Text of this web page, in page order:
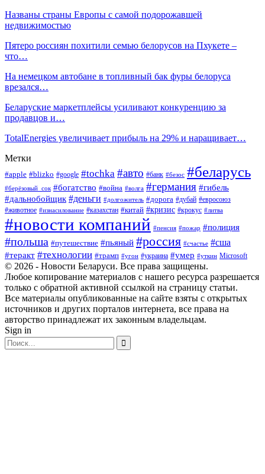
Названы страны Европы с самой подорожавшей
недвижимостью
Пятеро россиян похитили семью белорусов на Пхукете –
что…
На немецком автобане в топливный бак фуры белоруса
врезался…
Беларуские маркетплейсы усиливают конкуренцию за
продавцов и…
TotalEnergies увеличивает прибыль на 29% и наращивает…
Метки
#apple #blizko #google #tochka #авто #банк #безос #беларусь
#берёзовый_сок #богатство #война #волга #германия #гибель
#дальнобойщик #деньги #долгожитель #дорога #дубай #евросоюз
#животное #изнасилование #казахстан #китай #кризис #крокус #литва
#новости компаний #пенсия #пожар #полиция
#польша #путешествие #пьяный #россия #счастье #сша
#теракт #технологии #трамп #угон #украина #умер #уткин Microsoft
© 2026 - Новости Беларуси. Все права защищены.
Любое копирование материалов с нашего ресурса разрешается
только с обратной активной ссылкой на страницу статьи.
Все материалы опубликованные на сайте взяты с открытых
источников и других порталов интернета, все права на
авторство принадлежат их законным владельцам.
Sign in